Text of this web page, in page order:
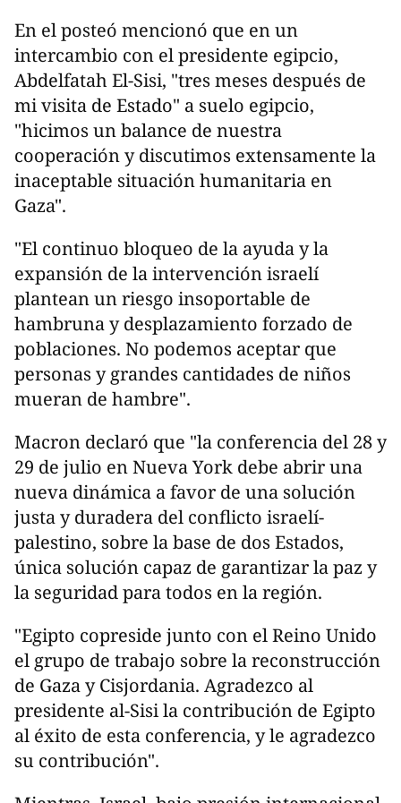
En el posteó mencionó que en un
intercambio con el presidente egipcio,
Abdelfatah El-Sisi, "tres meses después de
mi visita de Estado" a suelo egipcio,
"hicimos un balance de nuestra
cooperación y discutimos extensamente la
inaceptable situación humanitaria en
Gaza".
"El continuo bloqueo de la ayuda y la
expansión de la intervención israelí
plantean un riesgo insoportable de
hambruna y desplazamiento forzado de
poblaciones. No podemos aceptar que
personas y grandes cantidades de niños
mueran de hambre".
Macron declaró que "la conferencia del 28 y
29 de julio en Nueva York debe abrir una
nueva dinámica a favor de una solución
justa y duradera del conflicto israelí-
palestino, sobre la base de dos Estados,
única solución capaz de garantizar la paz y
la seguridad para todos en la región.
"Egipto copreside junto con el Reino Unido
el grupo de trabajo sobre la reconstrucción
de Gaza y Cisjordania. Agradezco al
presidente al-Sisi la contribución de Egipto
al éxito de esta conferencia, y le agradezco
su contribución".